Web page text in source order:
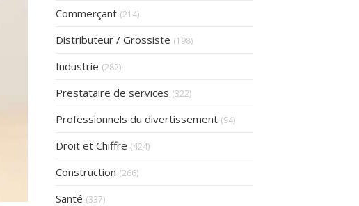
Commerçant (214)Articles Count
Distributeur / Grossiste (198)Articles Count
Industrie (282)Articles Count
Prestataire de services (322)Articles Count
Professionnels du divertissement (94)Articles Count
Droit et Chiffre (424)Articles Count
Construction (266)Articles Count
Santé (337)Articles Count